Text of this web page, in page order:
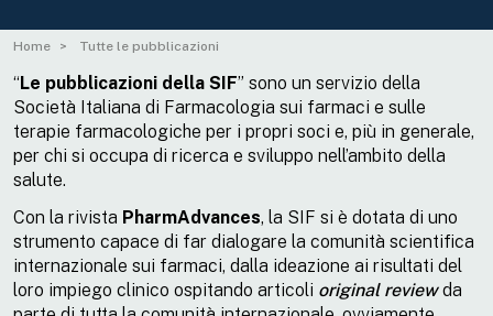
Home Tutte le pubblicazioni
“ Le pubblicazioni della SIF” sono un servizio della
Società Italiana di Farmacologia sui farmaci e sulle
terapie farmacologiche per i propri soci e, più in generale,
per chi si occupa di ricerca e sviluppo nell’ambito della
salute.
Con la rivista PharmAdvances, la SIF si è dotata di uno
strumento capace di far dialogare la comunità scientifica
internazionale sui farmaci, dalla ideazione ai risultati del
loro impiego clinico ospitando articoli original reviewda